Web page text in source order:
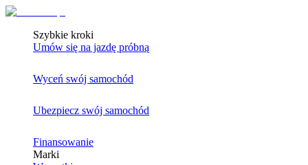
Szybkie kroki
Umów się na jazdę próbną
Wyceń swój samochód
Ubezpiecz swój samochód
Finansowanie
Marki